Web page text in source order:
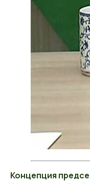
Концепция